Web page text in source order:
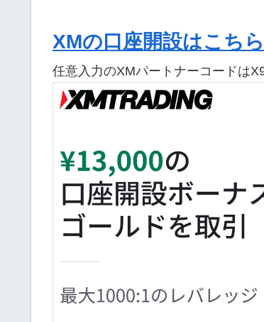
XMの口座開設はこちら
任意入力のXMパートナーコードは